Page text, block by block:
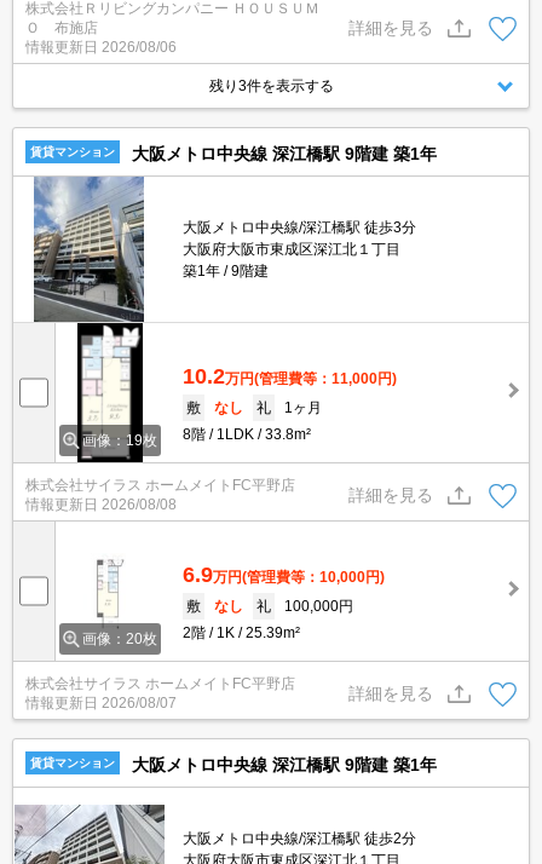
株式会社Ｒリビングカンパニー ＨＯＵＳＵＭ
Ｏ 布施店
情報更新日 2026/08/06
詳細を見る
残り3件を表示する
賃貸マンション 大阪メトロ中央線 深江橋駅 9階建 築1年
大阪メトロ中央線/深江橋駅 徒歩3分
大阪府大阪市東成区深江北１丁目
築1年
9階建
画像：19枚
10.2万円(管理費等：11,000円)
敷
なし 礼
1ヶ月
8階
1LDK 33.8m²
株式会社サイラス ホームメイトFC平野店
情報更新日 2026/08/08
詳細を見る
画像：20枚
6.9万円(管理費等：10,000円)
敷
なし 礼
100,000円
2階
1K 25.39m²
株式会社サイラス ホームメイトFC平野店
情報更新日 2026/08/07
詳細を見る
賃貸マンション 大阪メトロ中央線 深江橋駅 9階建 築1年
大阪メトロ中央線/深江橋駅 徒歩2分